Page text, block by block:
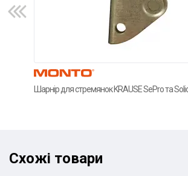
Шарнір для стремянок KRAUSE SePro та
Схожі товари